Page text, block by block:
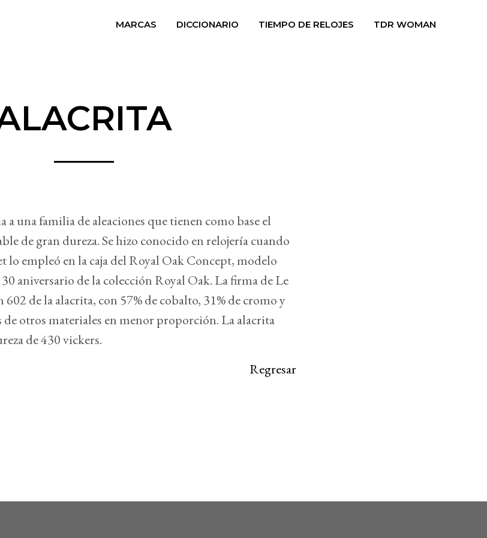
MARCAS DICCIONARIO TIEMPO DE RELOJES TDR WOMAN
a una familia de aleaciones que tienen como base el
de gran dureza. Se hizo conocido en relojería cuando
lo empleó en la caja del Royal Oak Concept, modelo
aniversario de la colección Royal Oak. La firma de Le
602 de la alacrita, con 57% de cobalto, 31% de cromo y
de otros materiales en menor proporción. La alacrita
de 430 vickers.
Regresar